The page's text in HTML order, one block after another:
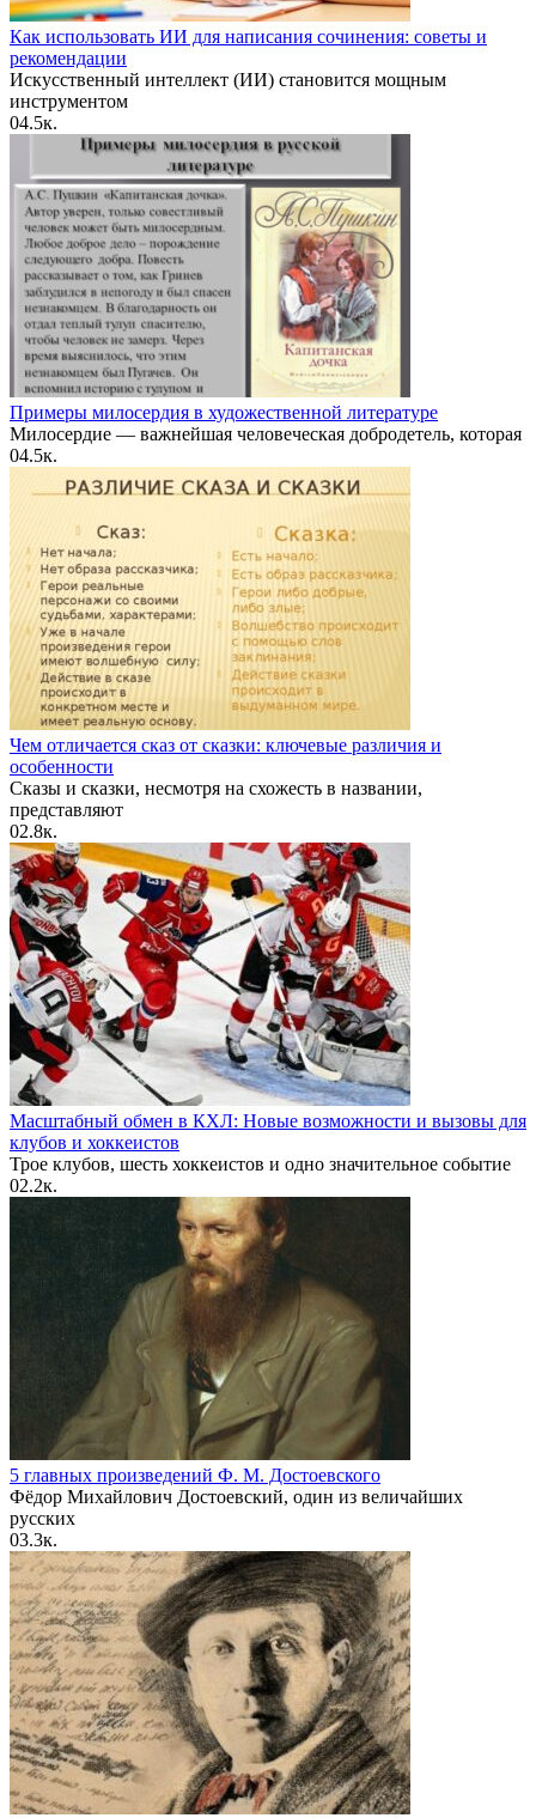
Как использовать ИИ для написания сочинения: советы и
рекомендации
Искусственный интеллект (ИИ) становится мощным
инструментом
04.5к.
Примеры милосердия в художественной литературе
Милосердие — важнейшая человеческая добродетель, которая
04.5к.
Чем отличается сказ от сказки: ключевые различия и
особенности
Сказы и сказки, несмотря на схожесть в названии,
представляют
02.8к.
Масштабный обмен в КХЛ: Новые возможности и вызовы для
клубов и хоккеистов
Трое клубов, шесть хоккеистов и одно значительное событие
02.2к.
5 главных произведений Ф. М. Достоевского
Фёдор Михайлович Достоевский, один из величайших
русских
03.3к.